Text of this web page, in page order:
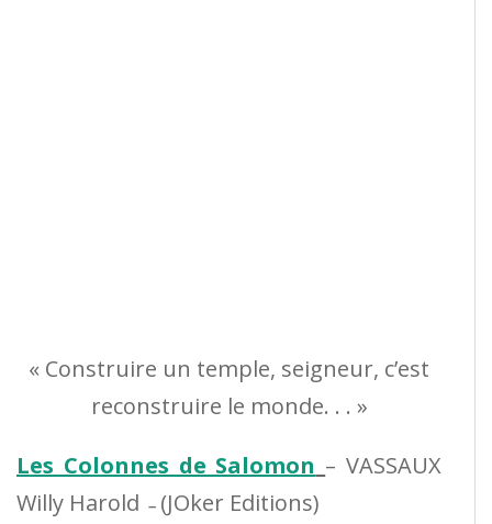
« Construire un temple, seigneur, c’est
reconstruire le monde. . . »
Les Colonnes de Salomon – VASSAUX
Willy Harold – (JOker Editions)